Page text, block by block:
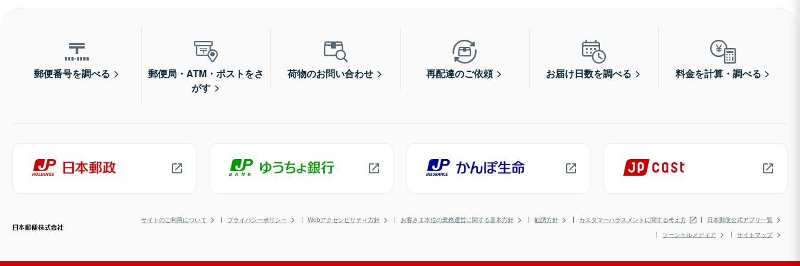
郵便番号を調べる
郵便局・ATM・ポストをさ
がす
荷物のお問い合わせ 再配達のご依頼 お届け日数を調べる 料金を計算・調べる
サイトのご利用について プライバシーポリシー Webアクセシビリティ方針 お客さま本位の業務運営に関する基本方針 勧誘方針 カスタマーハラスメントに関する考え方
日本郵便公式アプリ一覧
ソーシャルメディア
サイトマップ